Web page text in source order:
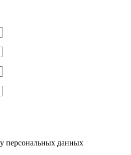
персональных данных